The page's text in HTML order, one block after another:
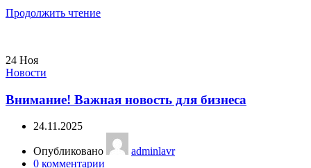
Продолжить чтение
24 Ноя
Новости
Внимание! Важная новость для бизнеса
24.11.2025
Опубликовано
adminlavr
0 комментарии